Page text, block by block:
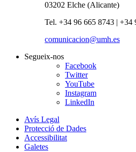
03202 Elche (Alicante)
Tel. +34 96 665 8743 | +34
comunicacion@umh.es
Segueix-nos
Facebook
Twitter
YouTube
Instagram
LinkedIn
Avís Legal
Protecció de Dades
Accessibilitat
Galetes